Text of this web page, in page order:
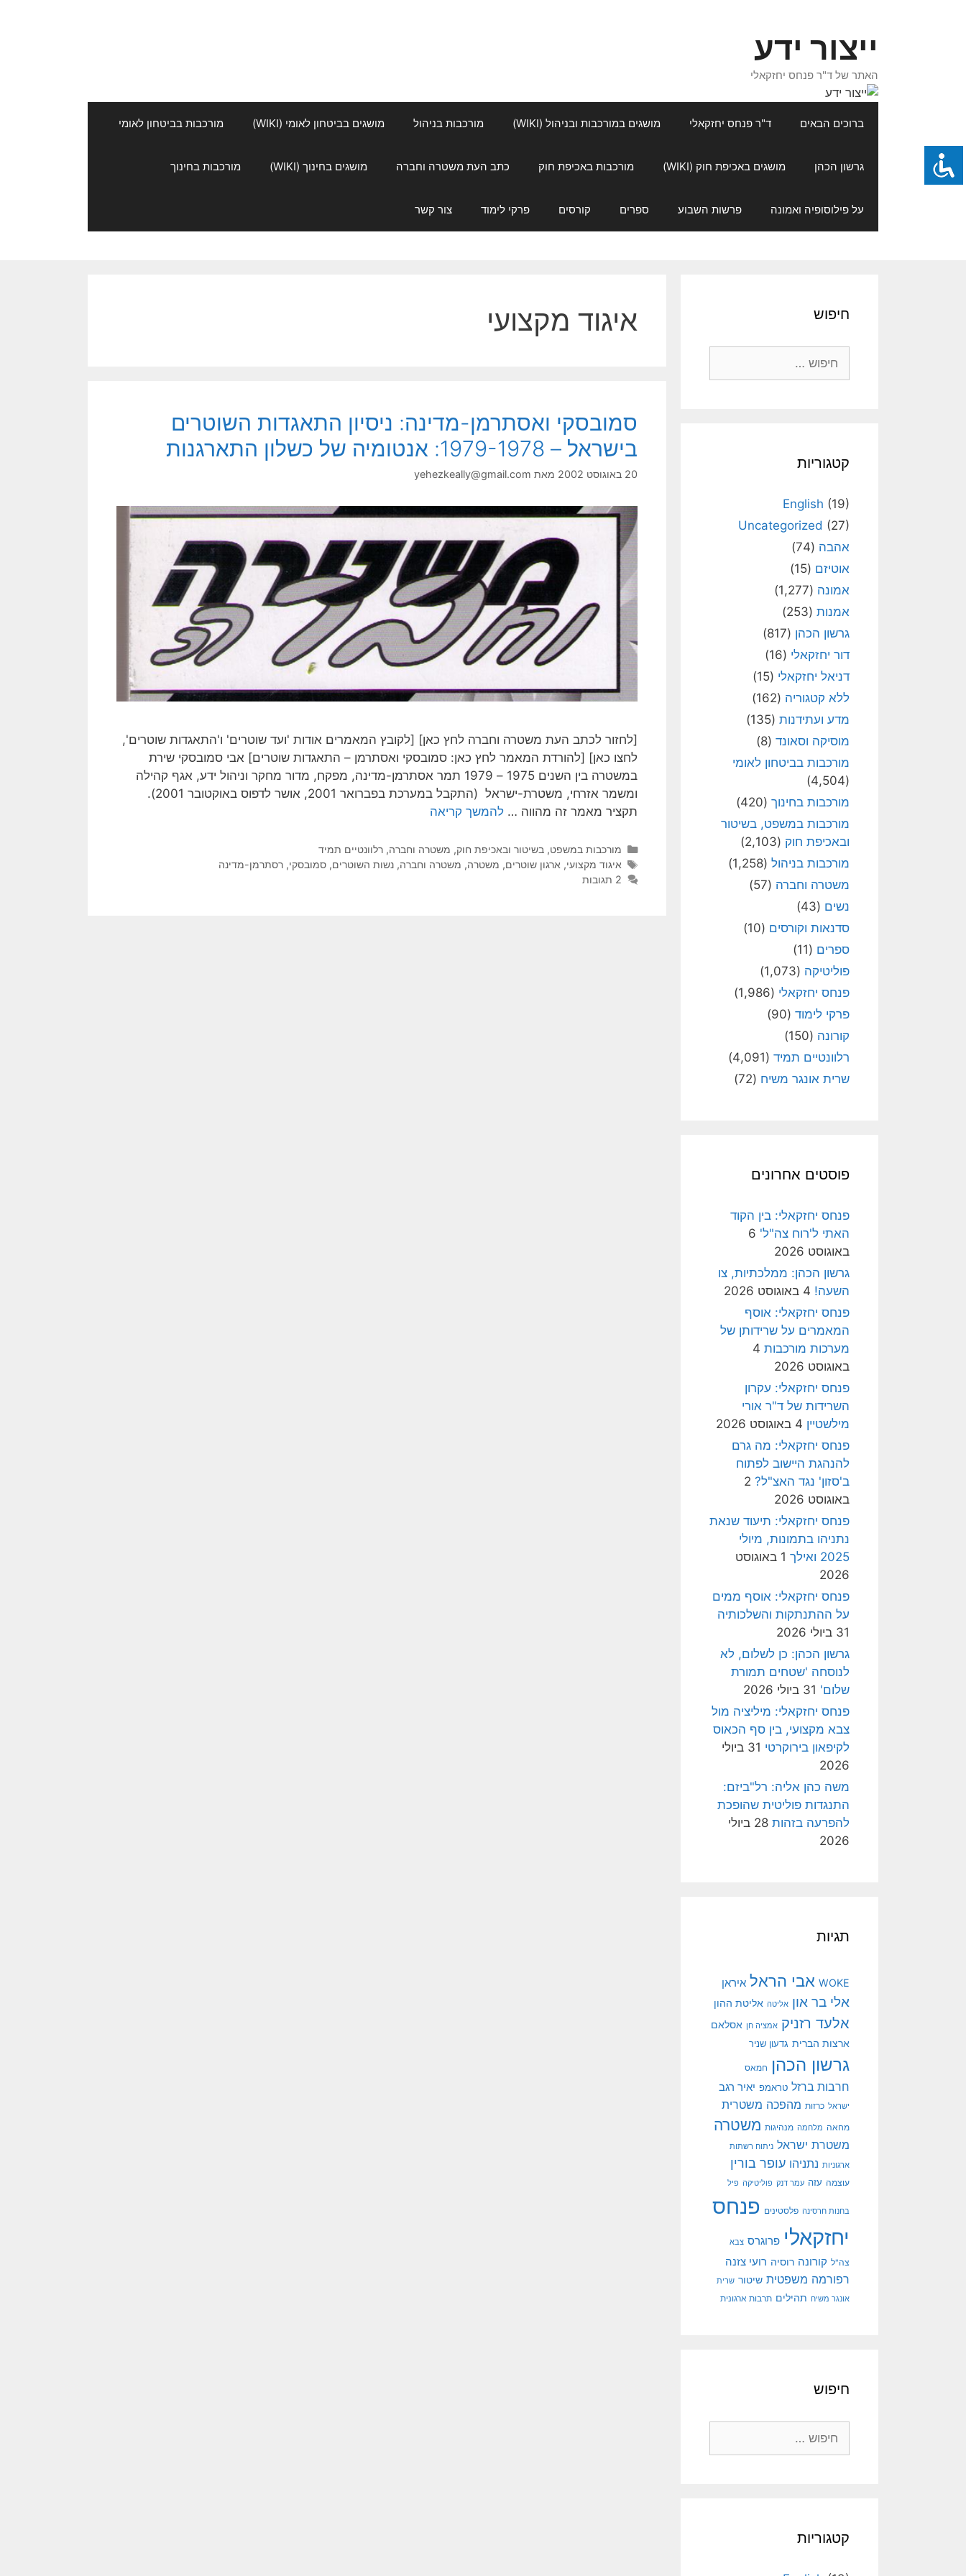
ייצור ידע
האתר של ד"ר פנחס יחזקאלי
ברוכים הבאים ד"ר פנחס יחזקאלי מושגים במורכבות ובניהול (WIKI) מורכבות בניהול מושגים בביטחון לאומי (WIKI) מורכבות בביטחון לאומי
גרשון הכהן מושגים באכיפת חוק (WIKI) מורכבות באכיפת חוק כתב העת משטרה וחברה מושגים בחינוך (WIKI) מורכבות בחינוך
על פילוסופיה ואמונה פרשות השבוע ספרים קורסים פרקי לימוד צור קשר
איגוד מקצועי
סמובסקי ואסתרמן-מדינה: ניסיון התאגדות השוטרים
בישראל – 1979-1978: אנטומיה של כשלון התארגנות
20 באוגוסט 2002 מאת yehezkeally@gmail.com
[לחזור לכתב העת משטרה וחברה לחץ כאן] [לקובץ המאמרים אודות 'ועד שוטרים' ו'התאגדות שוטרים',
לחצו כאן] [להורדת המאמר לחץ כאן: סמובסקי ואסתרמן – התאגדות שוטרים] אבי סמובסקי שירת
במשטרה בין השנים 1975 – 1979 תמר אסתרמן-מדינה, מפקח, מדור מחקר וניהול ידע, אגף קהילה
ומשמר אזרחי, משטרת-ישראל (התקבל במערכת בפברואר 2001, אושר לדפוס באוקטובר 2001).
תקציר מאמר זה מהווה … להמשך קריאה
קטגוריות
מורכבות במשפט, בשיטור ובאכיפת חוק, משטרה וחברה, רלוונטיים תמיד
תגיות
איגוד מקצועי, ארגון שוטרים, משטרה, משטרה וחברה, נשות השוטרים, סמובסקי, רסתרמן-מדינה
2 תגובות
חיפוש
קטגוריות
English (19)
Uncategorized (27)
אהבה (74)
אוטיזם (15)
אמונה (1,277)
אמנות (253)
גרשון הכהן (817)
דור יחזקאלי (16)
דניאל יחזקאלי (15)
ללא קטגוריה (162)
מדע ועתידנות (135)
מוסיקה וסאונד (8)
מורכבות בביטחון לאומי
(4,504)
מורכבות בחינוך (420)
מורכבות במשפט, בשיטור
ובאכיפת חוק (2,103)
מורכבות בניהול (1,258)
משטרה וחברה (57)
נשים (43)
סדנאות וקורסים (10)
ספרים (11)
פוליטיקה (1,073)
פנחס יחזקאלי (1,986)
פרקי לימוד (90)
קורונה (150)
רלוונטיים תמיד (4,091)
שרית אונגר משיח (72)
פוסטים אחרונים
פנחס יחזקאלי: בין הקוד
האתי ל'רוח צה"ל' 6
באוגוסט 2026
גרשון הכהן: ממלכתיות, צו
השעה! 4 באוגוסט 2026
פנחס יחזקאלי: אוסף
המאמרים על שרידותן של
מערכות מורכבות 4
באוגוסט 2026
פנחס יחזקאלי: עקרון
השרידות של ד"ר אורי
מילשטיין 4 באוגוסט 2026
פנחס יחזקאלי: מה גרם
להנהגת היישוב לפתוח
ב'סזון' נגד האצ"ל? 2
באוגוסט 2026
פנחס יחזקאלי: תיעוד שנאת
נתניהו בתמונות, מיולי
2025 ואילך
1 באוגוסט
2026
פנחס יחזקאלי: אוסף ממים
על ההתנתקות והשלכותיה
31 ביולי 2026
גרשון הכהן: כן לשלום, לא
לנוסחה 'שטחים תמורת
שלום' 31 ביולי 2026
פנחס יחזקאלי: מיליציה מול
צבא מקצועי, בין סף הכאוס
לקיפאון בירוקרטי
31 ביולי
2026
משה כהן אליה: רל"ביזם:
התנגדות פוליטית שהופכת
להפרעה בזהות
28 ביולי
2026
תגיות
WOKE אבי הראל איראן
אלי בר און אליטה אליטת ההון
אלעד רזניק אמציה חן אסלאם
ארצות הברית גדעון שניר
גרשון הכהן חמאס
חרבות ברזל טראמפ יאיר רגב
ישראל כרזות מהפכה משטרית
מחאה מלחמה מנהיגות משטרה
משטרת ישראל ניתוח רשתות
ארגוניות נתניהו עופר בורין
עוצמה עזה עמר דנק פוליטיקה פיל
בחנות חרסינה פלסטינים פנחס
יחזקאלי פרוגרס צבא
צה"ל קורונה רוסיה רועי צזנה
רפורמה משפטית שיטור שרית
אונגר משיח תהילים תרבות ארגונית
חיפוש
קטגוריות